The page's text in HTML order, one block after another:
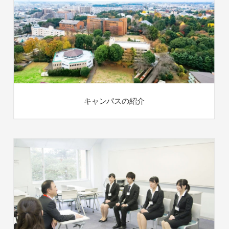
キャンパスの紹介